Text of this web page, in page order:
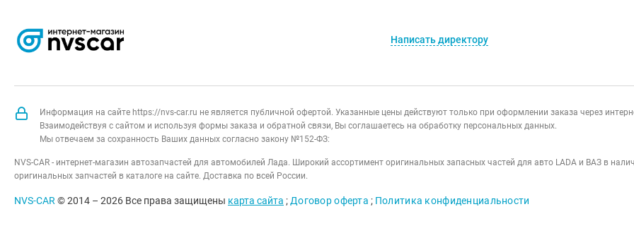
Написать директору
Информация на сайте https://nvs-car.ru не является публичной офертой. Указанные цены действуют только при оформлении заказа через
Взаимодействуя с сайтом и используя формы заказа и обратной связи, Вы соглашаетесь на обработку персональных данных.
Мы отвечаем за сохранность Ваших данных согласно закону №152-ФЗ:
NVS-CAR - интернет-магазин автозапчастей для автомобилей Лада. Широкий ассортимент оригинальных запасных частей для авто LADA и ВАЗ в
оригинальных запчастей в каталоге на сайте. Доставка по всей России.
NVS-CAR © 2014 – 2026 Все права защищены карта сайта ; Договор оферта ; Политика конфиденциальности